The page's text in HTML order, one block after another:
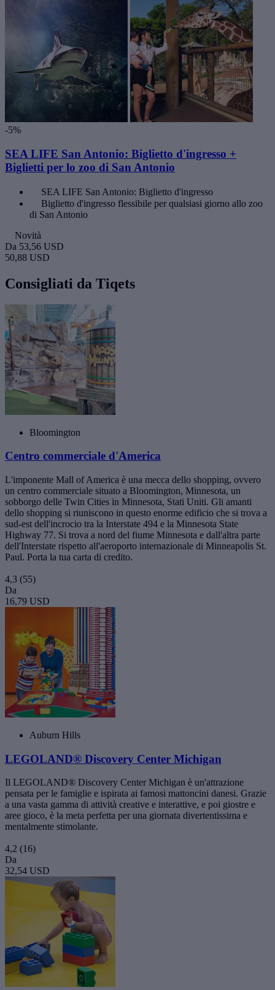
-5%
SEA LIFE San Antonio: Biglietto d'ingresso +
Biglietti per lo zoo di San Antonio
SEA LIFE San Antonio: Biglietto d'ingresso
Biglietto d'ingresso flessibile per qualsiasi giorno allo zoo
di San Antonio
Novità
Da 53,56 USD
50,88 USD
Consigliati da Tiqets
Bloomington
Centro commerciale d'America
L'imponente Mall of America è una mecca dello shopping, ovvero
un centro commerciale situato a Bloomington, Minnesota, un
sobborgo delle Twin Cities in Minnesota, Stati Uniti. Gli amanti
dello shopping si riuniscono in questo enorme edificio che si trova a
sud-est dell'incrocio tra la Interstate 494 e la Minnesota State
Highway 77. Si trova a nord del fiume Minnesota e dall'altra parte
dell'Interstate rispetto all'aeroporto internazionale di Minneapolis St.
Paul. Porta la tua carta di credito.
4,3 (55)
Da
16,79 USD
Auburn Hills
LEGOLAND® Discovery Center Michigan
Il LEGOLAND® Discovery Center Michigan è un'attrazione
pensata per le famiglie e ispirata ai famosi mattoncini danesi. Grazie
a una vasta gamma di attività creative e interattive, e poi giostre e
aree gioco, è la meta perfetta per una giornata divertentissima e
mentalmente stimolante.
4,2 (16)
Da
32,54 USD